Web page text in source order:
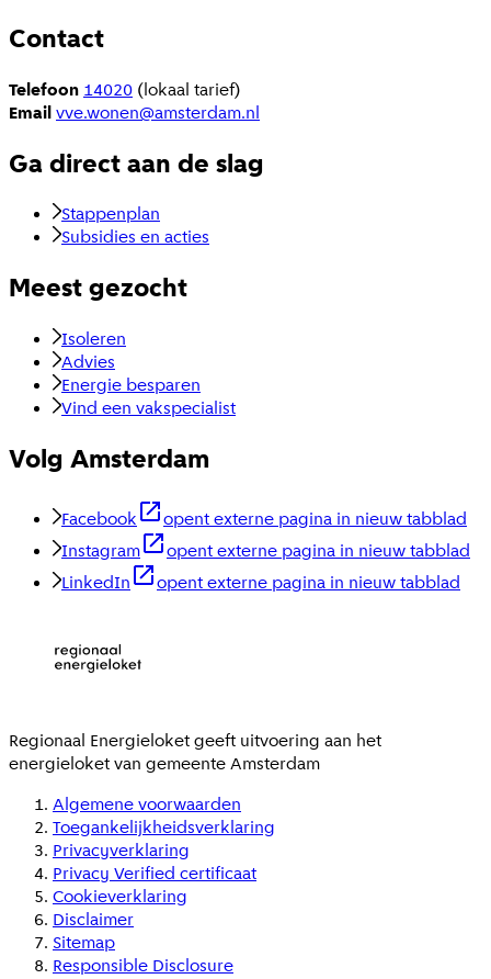
Contact
Telefoon 14020 (lokaal tarief)
Emailvve.wonen@amsterdam.nl
Ga direct aan de slag
Stappenplan
Subsidies en acties
Meest gezocht
Isoleren
Advies
Energie besparen
Vind een vakspecialist
Volg Amsterdam
Facebook
opent externe pagina in nieuw tabblad
Instagram
opent externe pagina in nieuw tabblad
LinkedIn
opent externe pagina in nieuw tabblad
Regionaal Energieloketgeeft uitvoering aan het
energieloket van gemeenteAmsterdam
Algemene voorwaarden
Toegankelijkheidsverklaring
Privacyverklaring
Privacy Verified certificaat
Cookieverklaring
Disclaimer
Sitemap
Responsible Disclosure